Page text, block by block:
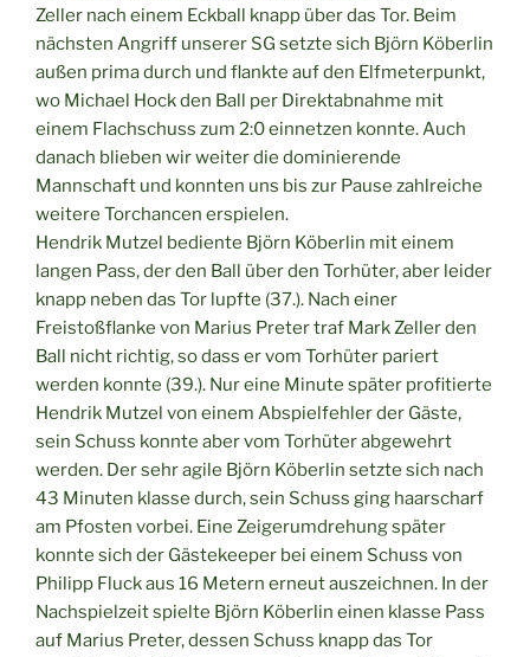
Zeller nach einem Eckball knapp über das Tor. Beim
nächsten Angriff unserer SG setzte sich Björn Köberlin
außen prima durch und flankte auf den Elfmeterpunkt,
wo Michael Hock den Ball per Direktabnahme mit
einem Flachschuss zum 2:0 einnetzen konnte. Auch
danach blieben wir weiter die dominierende
Mannschaft und konnten uns bis zur Pause zahlreiche
weitere Torchancen erspielen.
Hendrik Mutzel bediente Björn Köberlin mit einem
langen Pass, der den Ball über den Torhüter, aber leider
knapp neben das Tor lupfte (37.). Nach einer
Freistoßflanke von Marius Preter traf Mark Zeller den
Ball nicht richtig, so dass er vom Torhüter pariert
werden konnte (39.). Nur eine Minute später profitierte
Hendrik Mutzel von einem Abspielfehler der Gäste,
sein Schuss konnte aber vom Torhüter abgewehrt
werden. Der sehr agile Björn Köberlin setzte sich nach
43 Minuten klasse durch, sein Schuss ging haarscharf
am Pfosten vorbei. Eine Zeigerumdrehung später
konnte sich der Gästekeeper bei einem Schuss von
Philipp Fluck aus 16 Metern erneut auszeichnen. In der
Nachspielzeit spielte Björn Köberlin einen klasse Pass
auf Marius Preter, dessen Schuss knapp das Tor